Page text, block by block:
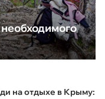
на отдыхе в Крыму: